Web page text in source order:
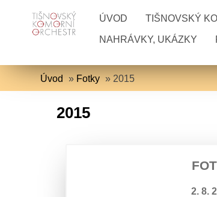
ÚVOD TIŠNOVSKÝ
NAHRÁVKY, UKÁZKY
Úvod » Fotky » 2015
2015
2. 8.